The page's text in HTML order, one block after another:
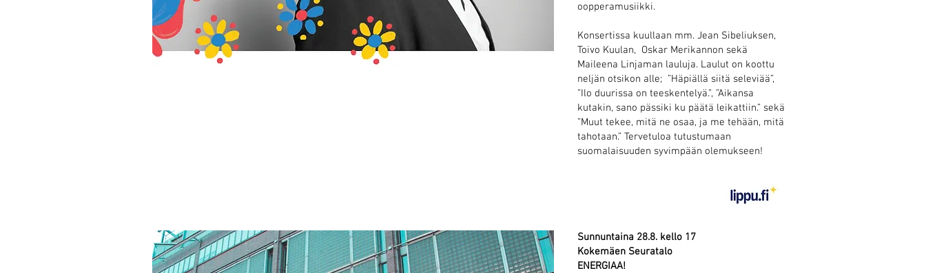
oopperamusiikki.
Konsertissa kuullaan mm. Jean Sibeliuksen,
Toivo Kuulan, Oskar Merikannon sekä
Maileena Linjaman lauluja. Laulut on koottu
neljän otsikon alle; ”Häpiällä siitä seleviää”,
”Ilo duurissa on teeskentelyä.”, ”Aikansa
kutakin, sano pässiki ku päätä leikattiin.” sekä
”Muut tekee, mitä ne osaa, ja me tehään, mitä
tahotaan.” Tervetuloa tutustumaan
suomalaisuuden syvimpään olemukseen!
Sunnuntaina 28.8. kello 17
Kokemäen Seuratalo
ENERGIAA!